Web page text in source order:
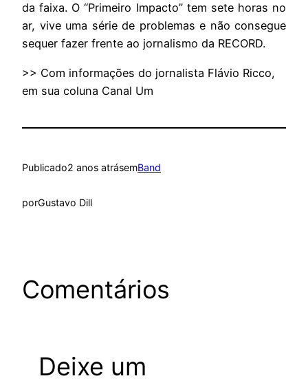
da faixa. O “Primeiro Impacto” tem sete horas no
ar, vive uma série de problemas e não consegue
sequer fazer frente ao jornalismo da RECORD.
>> Com informações do jornalista Flávio Ricco,
em sua coluna Canal Um
Publicado2 anos atrásemBand
porGustavo Dill
Comentários
Deixe um